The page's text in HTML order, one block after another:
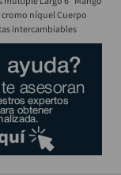
níquel Cuerpo
intercambiables